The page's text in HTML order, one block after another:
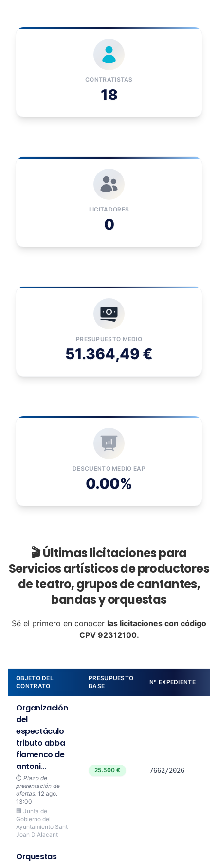
CONTRATISTAS
18
LICITADORES
0
PRESUPUESTO MEDIO
51.364,49 €
DESCUENTO MEDIO EAP
0.00%
🎬 Últimas licitaciones para
Servicios artísticos de productores
de teatro, grupos de cantantes,
bandas y orquestas
Sé el primero en conocer las licitaciones con código
CPV 92312100.
OBJETO DEL
CONTRATO
PRESUPUESTO
BASE
Nº EXPEDIENTE
Organización
del
espectáculo
tributo abba
flamenco de
antoni...
⏱️ Plazo de
presentación de
ofertas: 12 ago.
13:00
🏢 Junta de
Gobierno del
Ayuntamiento Sant
Joan D Alacant
25.500 € 7662/2026
Orquestas